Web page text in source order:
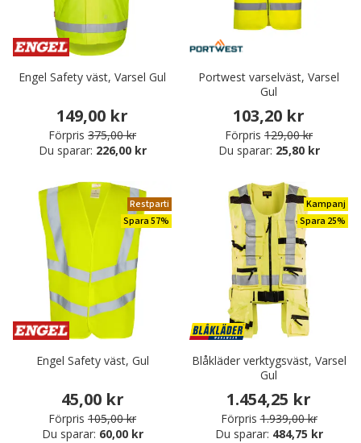
Engel Safety väst, Varsel Gul
149,00 kr
Förpris 375,00 kr
Du sparar: 226,00 kr
Portwest varselväst, Varsel
Gul
103,20 kr
Förpris 129,00 kr
Du sparar: 25,80 kr
Restparti
Spara 57%
Engel Safety väst, Gul
45,00 kr
Förpris 105,00 kr
Du sparar: 60,00 kr
Kampanj
Spara 25%
Blåkläder verktygsväst, Varsel
Gul
1.454,25 kr
Förpris 1.939,00 kr
Du sparar: 484,75 kr